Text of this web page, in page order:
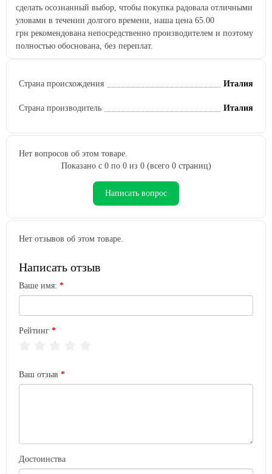
сделать осознанный выбор, чтобы покупка радовала отличными
уловами в течении долгого времени, наша цена 65.00
грн рекомендована непосредственно производителем и поэтому
полностью обоснована, без переплат.
Страна происхождения Италия
Страна производитель Италия
Нет вопросов об этом товаре.
Показано с 0 по 0 из 0 (всего 0 страниц)
Написать вопрос
Нет отзывов об этом товаре.
Написать отзыв
Ваше имя:
Рейтинг
Ваш отзыв
Достоинства